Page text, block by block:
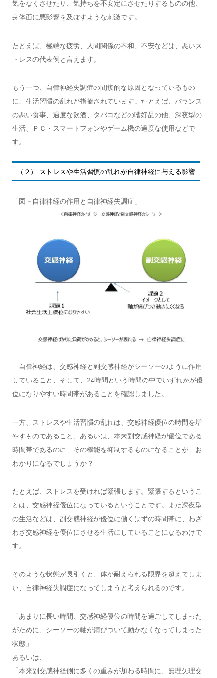
気をなくさせたり、気持ちを不安定にさせたりするものの他、
身体面に悪影響を及ぼすような刺激です。
たとえば、極端な疲労、人間関係の不和、不安などは、悪いス
トレスの代表例と言えます。
もう一つ、自律神経失調症の間接的な原因となっているもの
に、生活習慣の乱れが指摘されています。たとえば、バランス
の悪い食事、過度な飲酒、タバコなどの嗜好品の他、深夜型の
生活、ＰＣ・スマートフォンやゲーム機の過度な使用などで
す。
（２） ストレスや生活習慣の乱れが自律神経に与える影響
「図－自律神経の作用と自律神経失調症」
自律神経は、交感神経と副交感神経がシーソーのように作用
していること、そして、24時間という時間の中でいずれかが優
位になりやすい時間帯があることを確認しました。
一方、ストレスや生活習慣の乱れは、交感神経優位の時間を増
やすものであること、あるいは、本来副交感神経が優位である
時間帯であるのに、その機能を抑制するものになることが、お
わかりになるでしょうか？
たとえば、ストレスを受ければ緊張します。緊張するというこ
とは、交感神経優位になっているということです。また深夜型
の生活などは、副交感神経が優位に働くはずの時間帯に、わざ
わざ交感神経を優位にさせる生活にしていることになるわけで
す。
そのような状態が長引くと、体が耐えられる限界を超えてしま
い、自律神経失調症になってしまうと考えられるのです。
「あまりに長い時間、交感神経優位の時間を過ごしてしまった
がために、シーソーの軸が錆びついて動かなくなってしまった
状態」
あるいは、
「本来副交感神経側に多くの重みが加わる時間に、無理矢理交